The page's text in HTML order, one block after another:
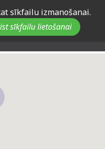
sīkfailu izmanošanai.
sīkfailu lietošanai